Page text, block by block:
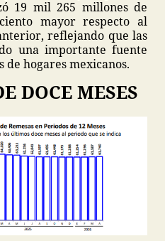
19 mil 265 millones de
mayor respecto al
reflejando que las
una importante fuente
hogares mexicanos.
DOCE MESES